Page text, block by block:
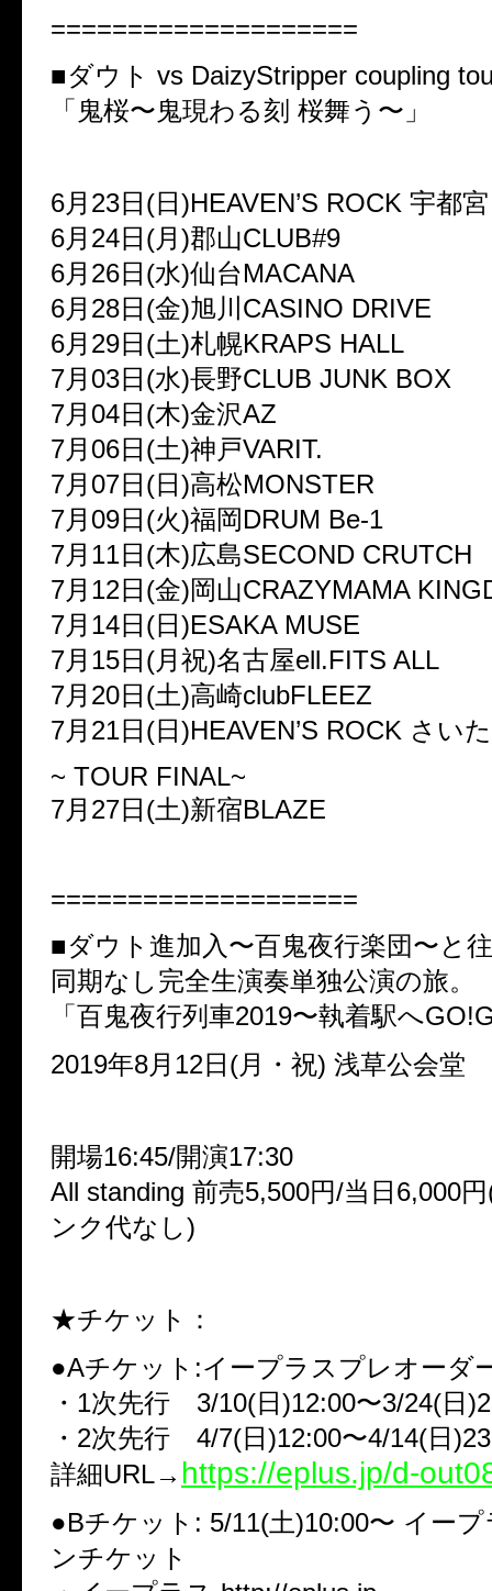
====================
■ダウト vs DaizyStripper coupling
「鬼桜〜鬼現わる刻 桜舞う〜」
6月23日(日)HEAVEN’S ROCK 宇都
6月24日(月)郡山CLUB#9
6月26日(水)仙台MACANA
6月28日(金)旭川CASINO DRIVE
6月29日(土)札幌KRAPS HALL
7月03日(水)長野CLUB JUNK BOX
7月04日(木)金沢AZ
7月06日(土)神戸VARIT.
7月07日(日)高松MONSTER
7月09日(火)福岡DRUM Be-1
7月11日(木)広島SECOND CRUTCH
7月12日(金)岡山CRAZYMAMA
7月14日(日)ESAKA MUSE
7月15日(月祝)名古屋ell.FITS ALL
7月20日(土)高崎clubFLEEZ
7月21日(日)HEAVEN’S ROCK さい
~ TOUR FINAL~
7月27日(土)新宿BLAZE
====================
■ダウト進加入〜百鬼夜行楽団〜と
同期なし完全生演奏単独公演の旅。
「百鬼夜行列車2019〜執着駅へ
2019年8月12日(月・祝) 浅草公会堂
開場16:45/開演17:30
All standing 前売5,500円/当日6,000
ンク代なし)
★チケット：
●Aチケット:イープラスプレオーダ
・1次先行 3/10(日)12:00〜3/24(日
・2次先行 4/7(日)12:00〜4/14(日
詳細URL→ https://eplus.jp/d-
●Bチケット: 5/11(土)10:00〜 イー
ンチケット